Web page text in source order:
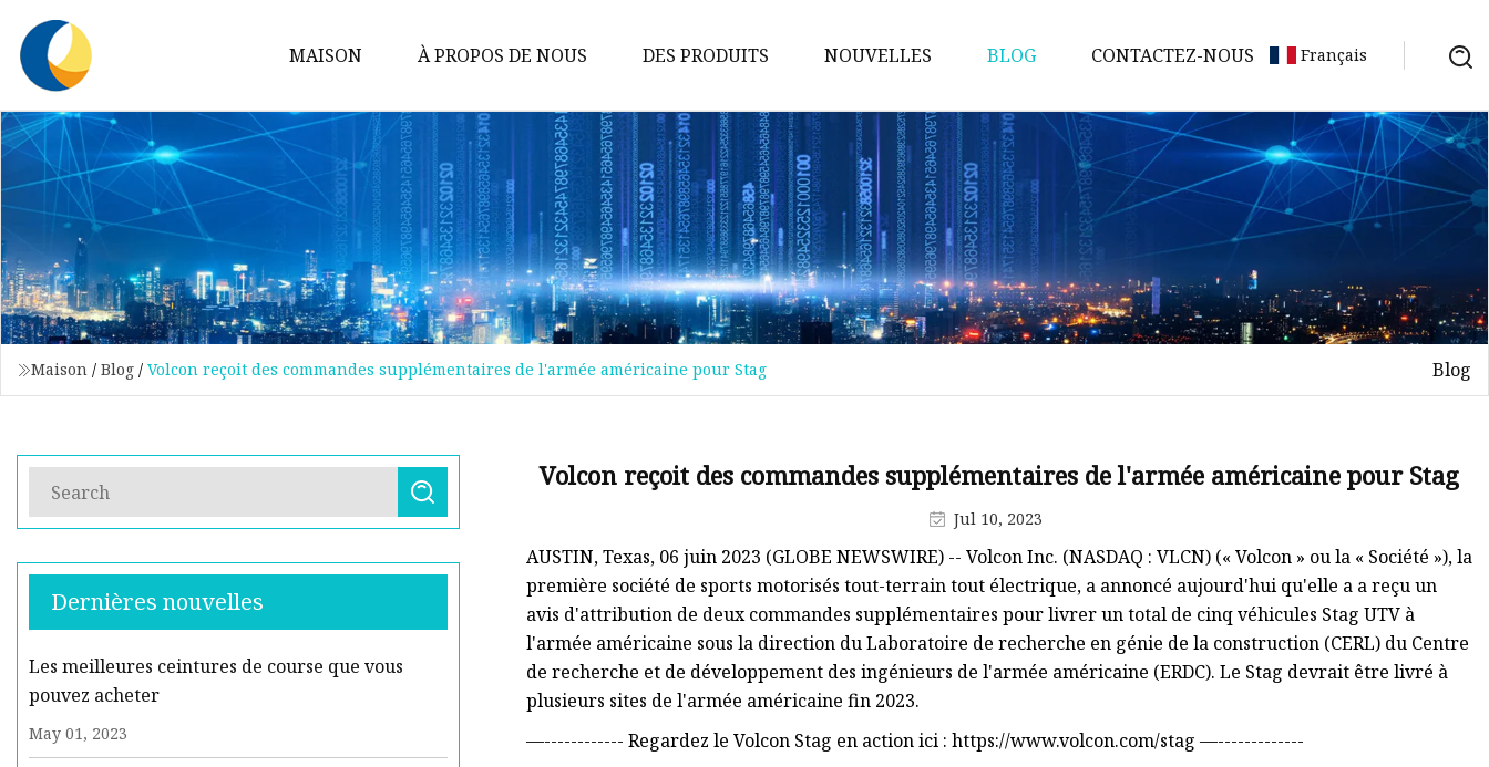
MAISON À PROPOS DE NOUS DES PRODUITS
Ceinture en similicuir
Ceinture large de 1 à 2 cm
Ceinture femme
Ceinture en diamant
Ceinture de perles
Ceinture
Ceinture
Ceinture en cuir
Chaîne de taille en diamant
Ceinture pleine de diamants
Ceinture large perlée
Perle Fine Ceinture
Ceinture large de 2 à 4 cm
NOUVELLES BLOG CONTACTEZ-NOUS Français
Maison / Blog / Volcon reçoit des commandes supplémentaires de l'armée américaine pour Stag Blog
Dernières nouvelles
Les meilleures ceintures de course que vous
pouvez acheter
May 01, 2023
Volcon reçoit des commandes supplémentaires de l'armée américaine pour Stag
Jul 10, 2023
AUSTIN, Texas, 06 juin 2023 (GLOBE NEWSWIRE) -- Volcon Inc. (NASDAQ : VLCN) (« Volcon » ou la « Société »), la
première société de sports motorisés tout-terrain tout électrique, a annoncé aujourd'hui qu'elle a a reçu un
avis d'attribution de deux commandes supplémentaires pour livrer un total de cinq véhicules Stag UTV à
l'armée américaine sous la direction du Laboratoire de recherche en génie de la construction (CERL) du Centre
de recherche et de développement des ingénieurs de l'armée américaine (ERDC). Le Stag devrait être livré à
plusieurs sites de l'armée américaine fin 2023.
—------------ Regardez le Volcon Stag en action ici : https://www.volcon.com/stag —-------------